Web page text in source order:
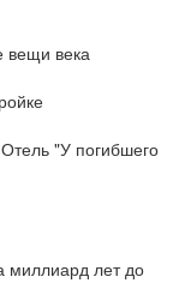
вещи века
"У погибшего
миллиард лет до